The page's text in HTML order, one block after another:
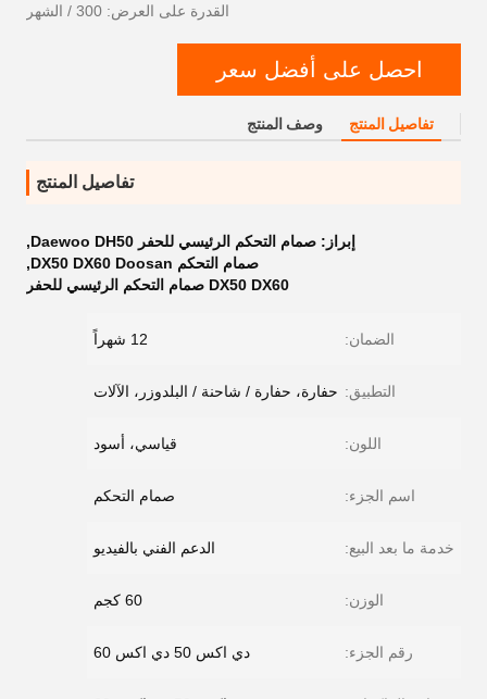
القدرة على العرض: 300 / الشهر
احصل على أفضل سعر
تفاصيل المنتج وصف المنتج
تفاصيل المنتج
إبراز: صمام التحكم الرئيسي للحفر Daewoo DH50
,
صمام التحكم DX50 DX60 Doosan
,
DX50 DX60 صمام التحكم الرئيسي للحفر
الضمان: 12 شهراً
التطبيق: حفارة، حفارة / شاحنة / البلدوزر، الآلات
اللون: قياسي، أسود
اسم الجزء: صمام التحكم
خدمة ما بعد البيع: الدعم الفني بالفيديو
الوزن: 60 كجم
رقم الجزء: دي اكس 50 دي اكس 60